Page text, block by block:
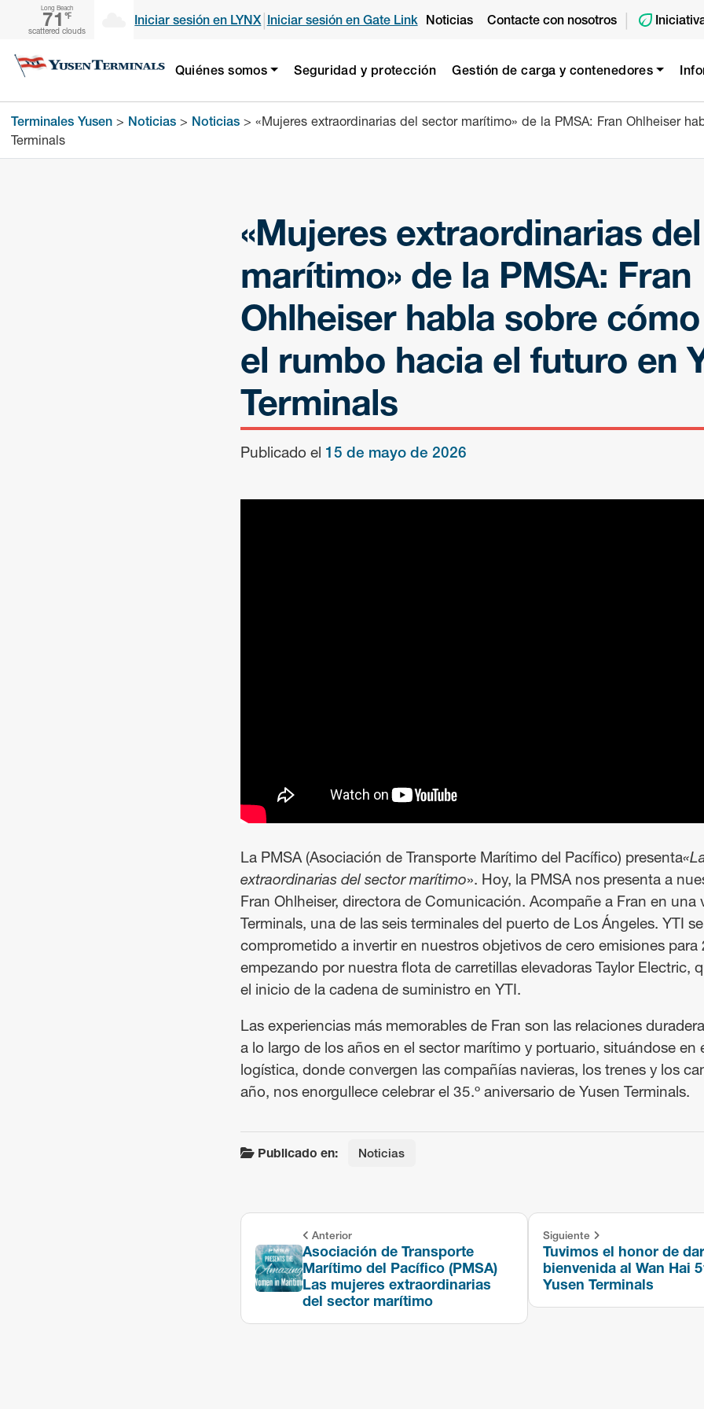
Long Beach
71 ℉
scattered clouds
Iniciar sesión en LYNX| Iniciar sesión en Gate Link Noticias Contacte con nosotros |
Quiénes somos Seguridad y protección Gestión de carga y contenedores
Terminales Yusen> Noticias> Noticias> «Mujeres extraordinarias del sector marítimo» de la PMSA: Fran Ohlheiser
Terminals
«Mujeres extraordinarias
marítimo» de la PMSA: Fran
Ohlheiser habla sobre
el rumbo hacia el futuro en
Terminals
Publicado el 15 de mayo de 2026
La PMSA (Asociación de Transporte Marítimo del Pacífico) presenta
extraordinarias del sector marítimo». Hoy, la PMSA nos presenta a
Fran Ohlheiser, directora de Comunicación. Acompañe a Fran en una
Terminals, una de las seis terminales del puerto de Los Ángeles. YTI
comprometido a invertir en nuestros objetivos de cero emisiones para
empezando por nuestra flota de carretillas elevadoras Taylor Electric,
el inicio de la cadena de suministro en YTI.
Las experiencias más memorables de Fran son las relaciones
a lo largo de los años en el sector marítimo y portuario, situándose en
logística, donde convergen las compañías navieras, los trenes y los
año, nos enorgullece celebrar el 35.º aniversario de Yusen Terminals.
Publicado en: Noticias
Anterior
Asociación de Transporte
Marítimo del Pacífico (PMSA)
Las mujeres extraordinarias
del sector marítimo
Siguiente
Tuvimos el honor de
bienvenida al Wan Hai
Yusen Terminals